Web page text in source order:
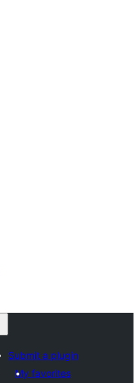
Submit a plugin
My favorites